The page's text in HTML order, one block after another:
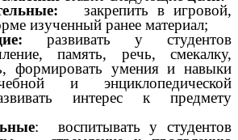
закрепить в игровой,
изученный ранее материал;
развивать у студентов
память, речь, смекалку,
формировать умения и навыки
и энциклопедической
интерес к предмету
: воспитывать у студентов